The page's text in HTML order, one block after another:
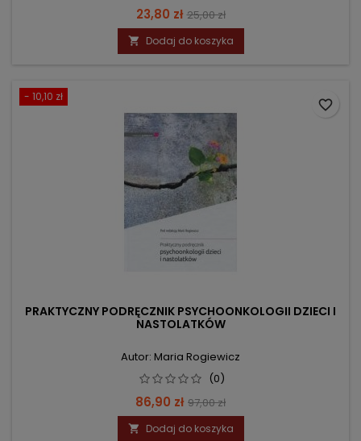
Cena
23,80 zł Cena
podstawowa
25,00 zł
 Dodaj do koszyka
- 10,10 zł
PRAKTYCZNY PODRĘCZNIK PSYCHOONKOLOGII DZIECI I
NASTOLATKÓW
Autor: Maria Rogiewicz
(0)
Cena
86,90 zł Cena
podstawowa
97,00 zł
 Dodaj do koszyka
favorite_border